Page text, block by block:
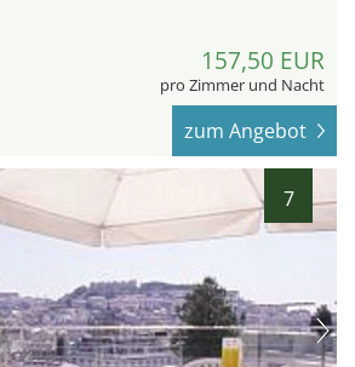
157,50 EUR
pro Zimmer und Nacht
zum Angebot
7